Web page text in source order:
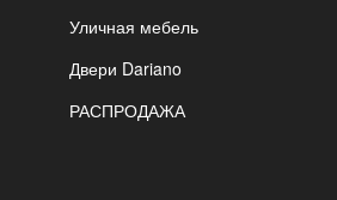
Уличная мебель
Двери Dariano
РАСПРОДАЖА